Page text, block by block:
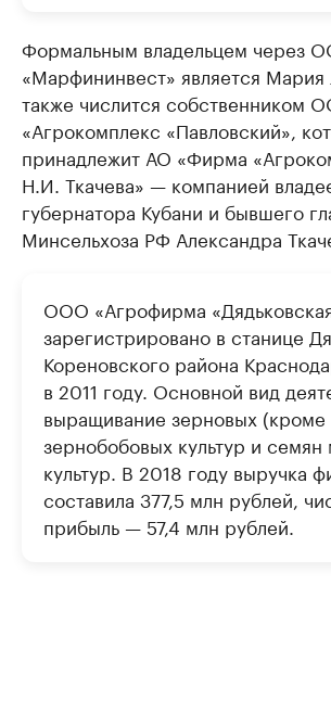
Формальным владельцем через
«Марфининвест» является
также числится собственником
«Агрокомплекс «Павловский»,
принадлежит АО «Фирма
Н.И. Ткачева» — компанией
губернатора Кубани и бывшего
Минсельхоза РФ Александра
ООО «Агрофирма
зарегистрировано в станице
Кореновского района
в 2011 году. Основной вид
выращивание зерновых (кроме
зернобобовых культур и семян
культур. В 2018 году выручка
составила 377,5 млн рублей,
прибыль — 57,4 млн рублей.